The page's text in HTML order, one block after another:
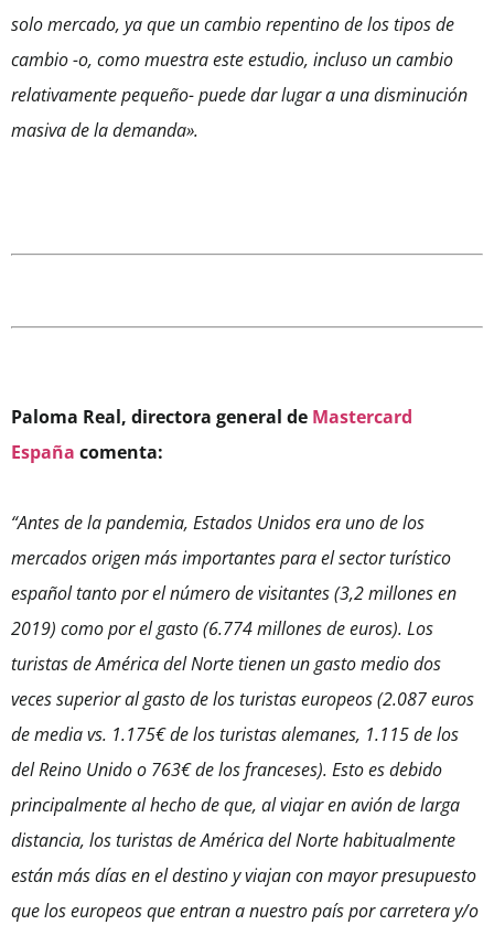
solo mercado, ya que un cambio repentino de los tipos de
cambio -o, como muestra este estudio, incluso un cambio
relativamente pequeño- puede dar lugar a una disminución
masiva de la demanda».
Paloma Real, directora general de Mastercard
España comenta:
“Antes de la pandemia, Estados Unidos era uno de los
mercados origen más importantes para el sector turístico
español tanto por el número de visitantes (3,2 millones en
2019) como por el gasto (6.774 millones de euros). Los
turistas de América del Norte tienen un gasto medio dos
veces superior al gasto de los turistas europeos (2.087 euros
de media vs. 1.175€ de los turistas alemanes, 1.115 de los
del Reino Unido o 763€ de los franceses). Esto es debido
principalmente al hecho de que, al viajar en avión de larga
distancia, los turistas de América del Norte habitualmente
están más días en el destino y viajan con mayor presupuesto
que los europeos que entran a nuestro país por carretera y/o